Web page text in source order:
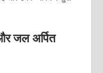
जल अर्पित